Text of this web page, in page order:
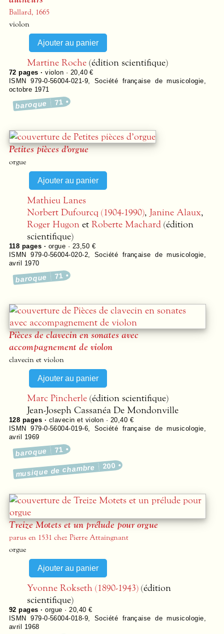
Ballard, 1665
violon
Martine Roche (édition scientifique)
72 pages ·violon · 20,40 €
ISMN 979-0-56004-021-9
Société française de musicologie
octobre 1971
baroque 71
Petites pièces d’orgue
orgue
Mathieu Lanes
Norbert Dufourcq (1904-1990), Janine Alaux,
Roger Hugon et Roberte Machard (édition
scientifique)
118 pages · orgue · 23,50 €
ISMN 979-0-56004-020-2
Société française de musicologie
avril 1970
baroque 71
Pièces de clavecin en sonates avec
accompagnement de violon
clavecin et violon
Marc Pincherle (édition scientifique)
Jean-Joseph Cassanéa De Mondonville
128 pages · clavecin et violon · 20,40 €
ISMN 979-0-56004-019-6
Société française de musicologie
avril 1969
baroque 71
musique de chambre 200
Treize Motets et un prélude pour orgue
parus en 1531 chez Pierre Attaingnant
orgue
Yvonne Rokseth (1890-1943) (édition
scientifique)
92 pages ·orgue · 20,40 €
ISMN 979-0-56004-018-9
Société française de musicologie
avril 1968